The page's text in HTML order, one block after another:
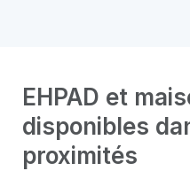
EHPAD et
disponibles
proximités